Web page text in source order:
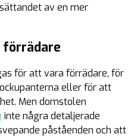
av en mer
för att vara förrädare, för
eller för att
Men domstolen
inte några detaljerade
påståenden och att